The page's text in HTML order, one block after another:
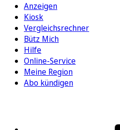
Anzeigen
Kiosk
Vergleichsrechner
Bütz Mich
Hilfe
Online-Service
Meine Region
Abo kündigen